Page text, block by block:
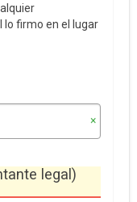
lo firmo en el lugar
×
legal)